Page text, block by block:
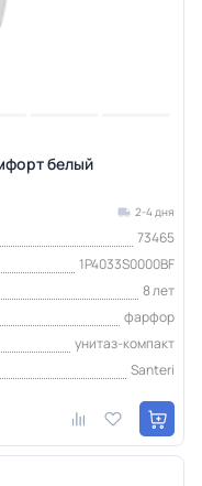
белый
2-4 дня
73465
1P4033S0000BF
8 лет
фарфор
унитаз-компакт
Santeri